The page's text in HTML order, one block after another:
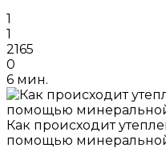
1
1
2165
0
6 мин.
Как происходит
помощью минеральной